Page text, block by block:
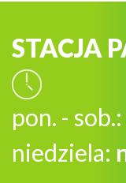
STACJA
pon. - sob.:
niedziela: